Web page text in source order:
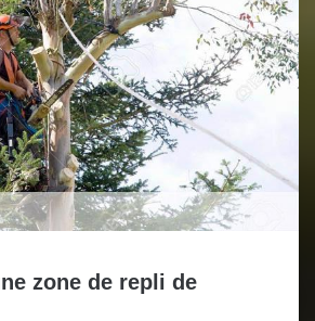
zone de repli de